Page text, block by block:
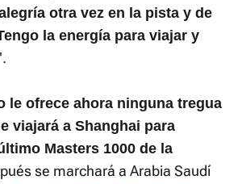
otra vez en la pista y de
la energía para viajar y
le ofrece ahora ninguna tregua
viajará a Shanghai para
Masters 1000 de la
se marchará a Arabia Saudí